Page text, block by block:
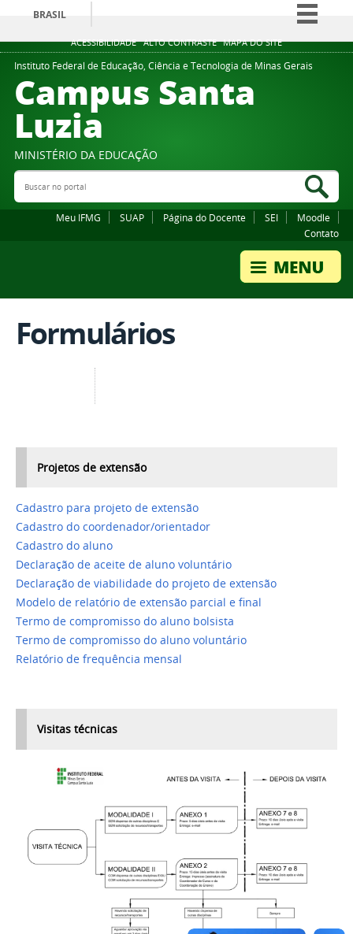
ACESSIBILIDADE ALTO CONTRASTE MAPA DO SITE
BRASIL
Simplifique!
Comunica BR
Participe
Instituto Federal de Educação, Ciência e Tecnologia de Minas Gerais
Campus Santa
Luzia
MINISTÉRIO DA EDUCAÇÃO
Buscar no portal
Meu IFMG SUAP Página do Docente SEI
Moodle
Contato
Formulários
Projetos de extensão
Cadastro para projeto de extensão
Cadastro do coordenador/orientador
Cadastro do aluno
Declaração de aceite de aluno voluntário
Declaração de viabilidade do projeto de extensão
Modelo de relatório de extensão parcial e final
Termo de compromisso do aluno bolsista
Termo de compromisso do aluno voluntário
Relatório de frequência mensal
Visitas técnicas